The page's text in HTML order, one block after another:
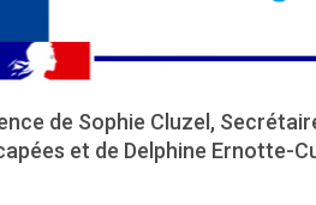
de Sophie Cluzel,
et de Delphine Ernotte-